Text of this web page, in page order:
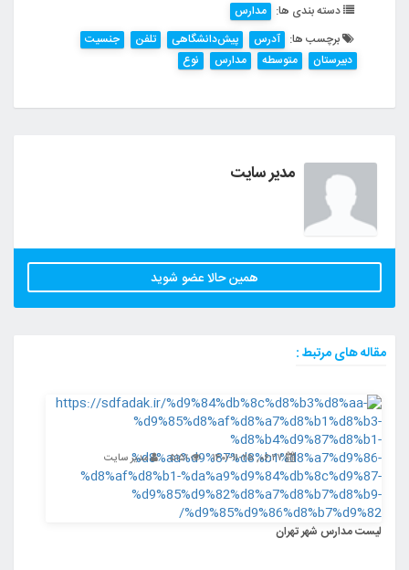
دسته بندی ها: مدارس
برچسب ها: آدرس پیش‌دانشگاهی تلفن
جنسیت
دبیرستان
متوسطه مدارس نوع
مدیر سایت
همین حالا عضو شوید
مقاله های مرتبط :
لیست مدارس شهر تهران
۰۶:۲۷, ۱۴۰۱-۱۱-۲۵ ۵۱۵۱ مدیر سایت